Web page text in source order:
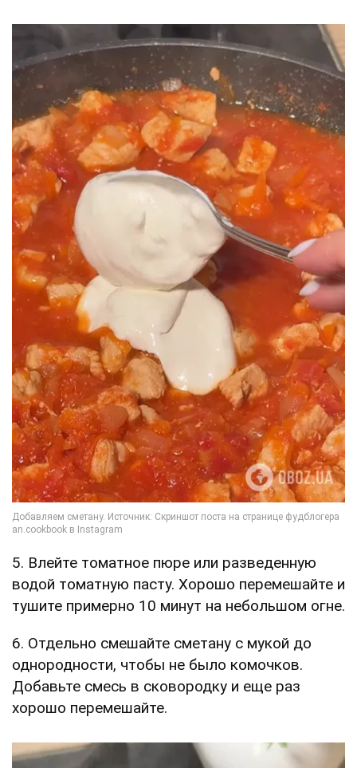
5. Влейте томатное пюре или разведенную
водой томатную пасту. Хорошо перемешайте и
тушите примерно 10 минут на небольшом огне.
6. Отдельно смешайте сметану с мукой до
однородности, чтобы не было комочков.
Добавьте смесь в сковородку и еще раз
хорошо перемешайте.